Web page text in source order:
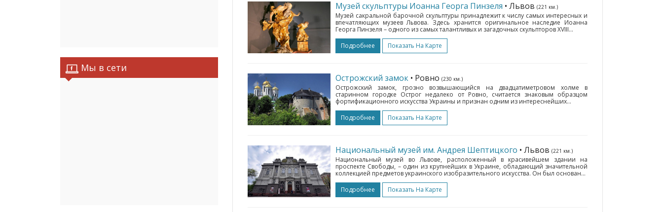
Мы в сети
Музей скульптуры Иоанна Георга Пинзеля • Львов (221 км.)
Музей сакральной барочной скульптуры принадлежит к числу самых интересных и
впечатляющих музеев Львова. Здесь хранится оригинальное наследие Иоанна
Георга Пинзеля – одного из самых талантливых и загадочных скульпторов XVIII...
Подробнее
Показать На Карте
Острожский замок • Ровно (230 км.)
Острожский замок, грозно возвышающийся на двадцатиметровом холме в
старинном городке Острог недалеко от Ровно, считается знаковым образцом
фортификационного искусства Украины и признан одним из интереснейших...
Подробнее
Показать На Карте
Национальный музей им. Андрея Шептицкого • Львов (221 км.)
Национальный музей во Львове, расположенный в красивейшем здании на
проспекте Свободы, – один из крупнейших в Украине, обладающий значительной
коллекцией предметов украинского изобразительного искусства. Он был основан...
Подробнее
Показать На Карте